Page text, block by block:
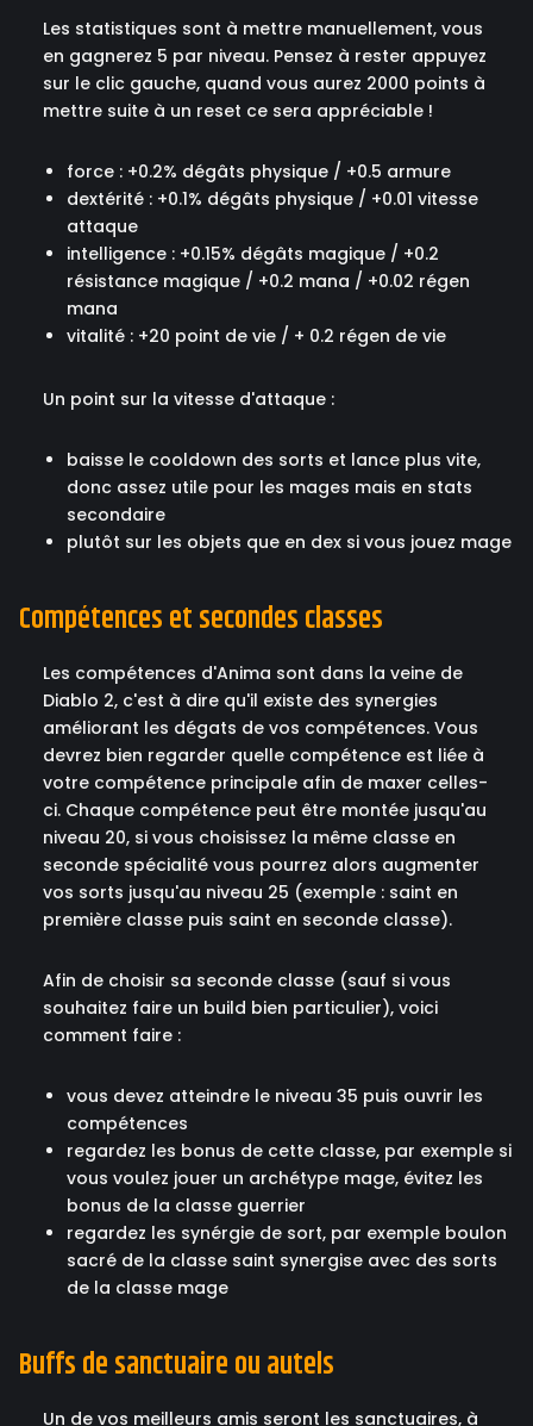
Les statistiques sont à mettre manuellement, vous
en gagnerez 5 par niveau. Pensez à rester appuyez
sur le clic gauche, quand vous aurez 2000 points à
mettre suite à un reset ce sera appréciable !
force : +0.2% dégâts physique / +0.5 armure
dextérité : +0.1% dégâts physique / +0.01 vitesse
attaque
intelligence : +0.15% dégâts magique / +0.2
résistance magique / +0.2 mana / +0.02 régen
mana
vitalité : +20 point de vie / + 0.2 régen de vie
Un point sur la vitesse d'attaque :
baisse le cooldown des sorts et lance plus vite,
donc assez utile pour les mages mais en stats
secondaire
plutôt sur les objets que en dex si vous jouez mage
Compétences et secondes classes
Les compétences d'Anima sont dans la veine de
Diablo 2, c'est à dire qu'il existe des synergies
améliorant les dégats de vos compétences. Vous
devrez bien regarder quelle compétence est liée à
votre compétence principale afin de maxer celles-
ci. Chaque compétence peut être montée jusqu'au
niveau 20, si vous choisissez la même classe en
seconde spécialité vous pourrez alors augmenter
vos sorts jusqu'au niveau 25 (exemple : saint en
première classe puis saint en seconde classe).
Afin de choisir sa seconde classe (sauf si vous
souhaitez faire un build bien particulier), voici
comment faire :
vous devez atteindre le niveau 35 puis ouvrir les
compétences
regardez les bonus de cette classe, par exemple si
vous voulez jouer un archétype mage, évitez les
bonus de la classe guerrier
regardez les synérgie de sort, par exemple boulon
sacré de la classe saint synergise avec des sorts
de la classe mage
Buffs de sanctuaire ou autels
Un de vos meilleurs amis seront les sanctuaires, à